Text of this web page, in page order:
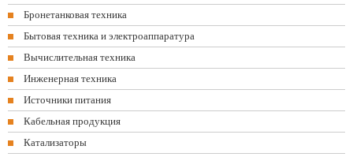
Бронетанковая техника
Бытовая техника и электроаппаратура
Вычислительная техника
Инженерная техника
Источники питания
Кабельная продукция
Катализаторы